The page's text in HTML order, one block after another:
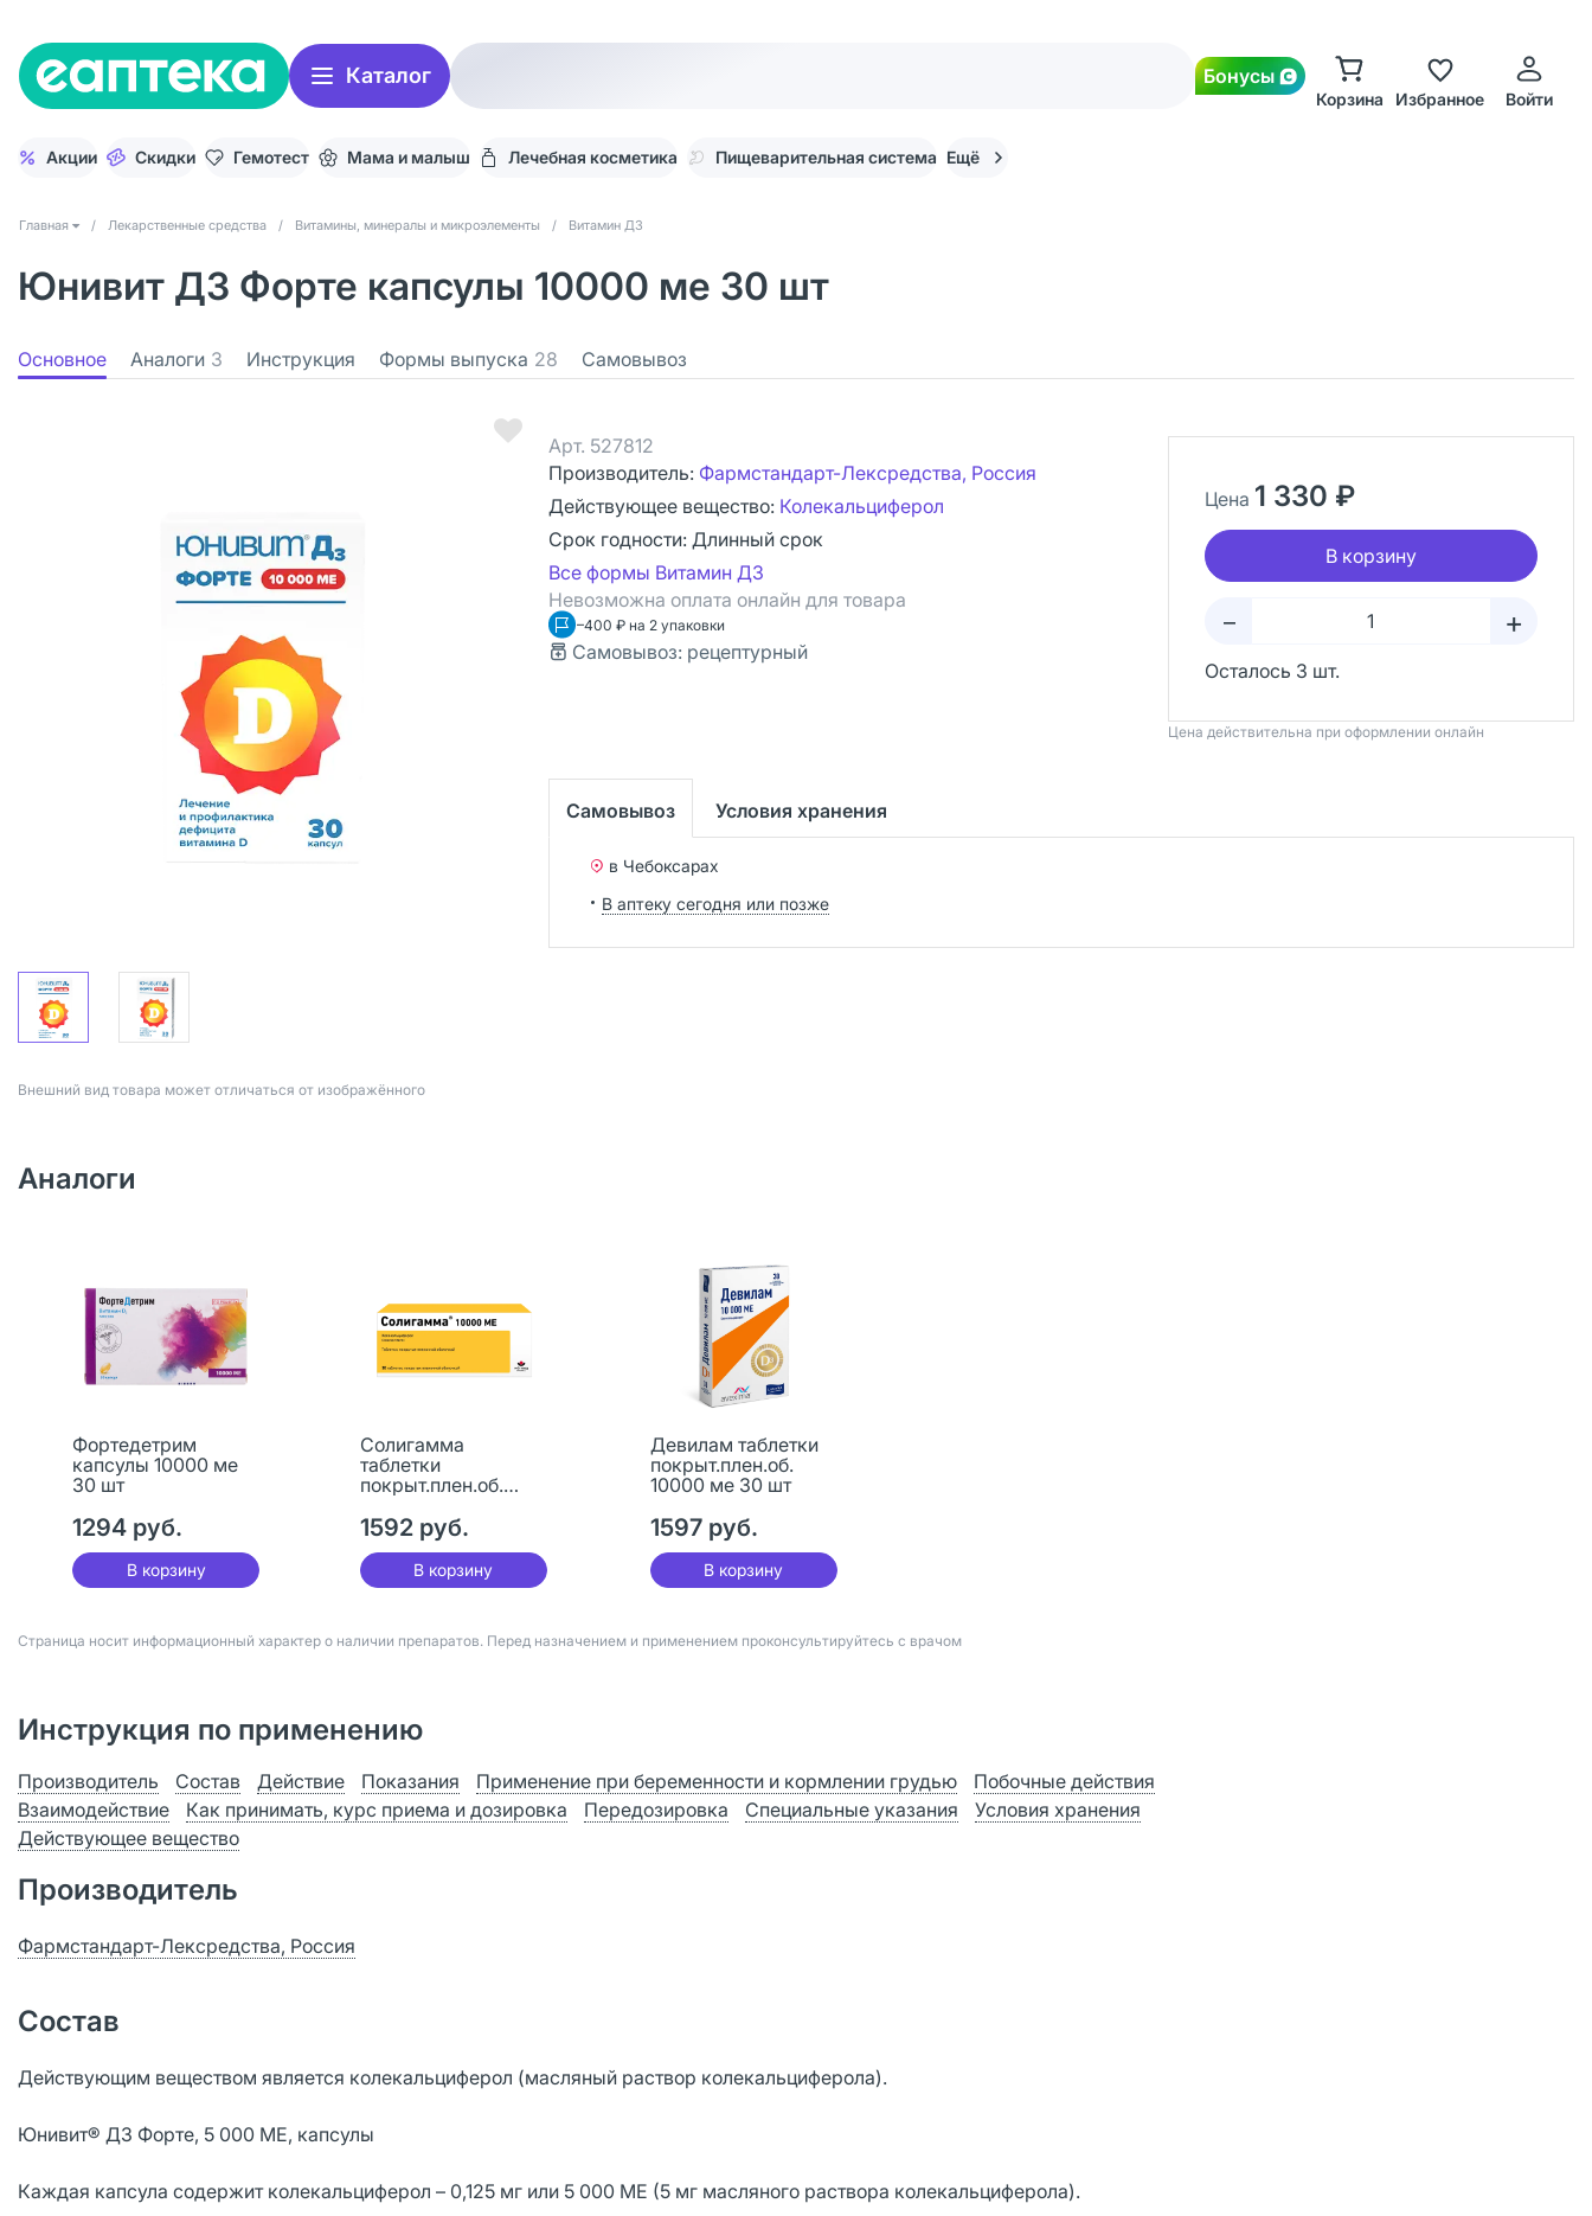
Каталог Бонусы
Корзина Избранное Войти
Акции Скидки Гемотест Мама и малыш Лечебная косметика Пищеварительная система Ещё
Главная / Лекарственные средства / Витамины, минералы и микроэлементы / Витамин Д3
Юнивит Д3 Форте капсулы 10000 ме 30 шт
Основное Аналоги 3 Инструкция Формы выпуска 28 Самовывоз
Bнешний вид товара может отличаться от изображённого
Арт. 527812
Производитель: Фармстандарт-Лексредства, Россия
Действующее вещество: Колекальциферол
Срок годности: Длинный срок
Все формы Витамин Д3
Невозможна оплата онлайн для товара
–400 ₽ на 2 упаковки
Самовывоз: рецептурный
Цена 1 330 ₽
В корзину
– +
Осталось 3 шт.
Цена действительна при оформлении онлайн
Самовывоз Условия хранения
в Чебоксарах
В аптеку сегодня или позже
Аналоги
Фортедетрим
капсулы 10000 ме
30 шт
1294 руб.
В корзину
Солигамма
таблетки
покрыт.плен.об.
1592 руб.
В корзину
Девилам таблетки
покрыт.плен.об.
10000 ме 30 шт
1597 руб.
В корзину
Страница носит информационный характер о наличии препаратов. Перед назначением и применением проконсультируйтесь с врачом
Инструкция по применению
Производитель Состав Действие Показания Применение при беременности и кормлении грудью
Побочные действия
Взаимодействие
Как принимать, курс приема и дозировка Передозировка Специальные указания
Условия хранения
Действующее вещество
Производитель
Фармстандарт-Лексредства, Россия
Состав
Действующим веществом является колекальциферол (масляный раствор колекальциферола).
Юнивит® Д3 Форте, 5 000 МЕ, капсулы
Каждая капсула содержит колекальциферол – 0,125 мг или 5 000 МЕ (5 мг масляного раствора колекальциферола).